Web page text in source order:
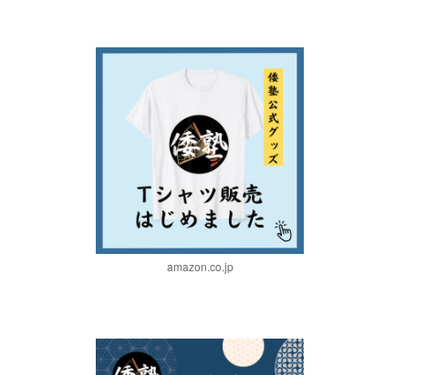
amazon.co.jp